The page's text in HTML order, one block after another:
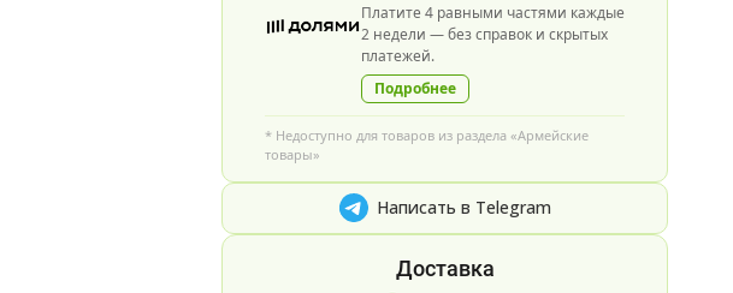
Платите 4 равными частями каждые
2 недели — без справок и скрытых
платежей.
Подробнее
* Недоступно для товаров из раздела «Армейские
товары»
Написать в Telegram